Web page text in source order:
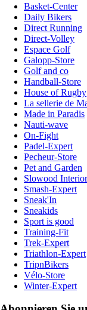
Basket-Center
Daily Bikers
Direct Running
Direct-Volley
Espace Golf
Galopp-Store
Golf and co
Handball-Store
House of Rugby
La sellerie de
Made in Paradis
Nauti-wave
On-Fight
Padel-Expert
Pecheur-Store
Pet and Garden
Slowood Interior
Smash-Expert
Sneak'In
Sneakids
Sport is good
Training-Fit
Trek-Expert
Triathlon-Expert
TripnBikers
Vélo-Store
Winter-Expert